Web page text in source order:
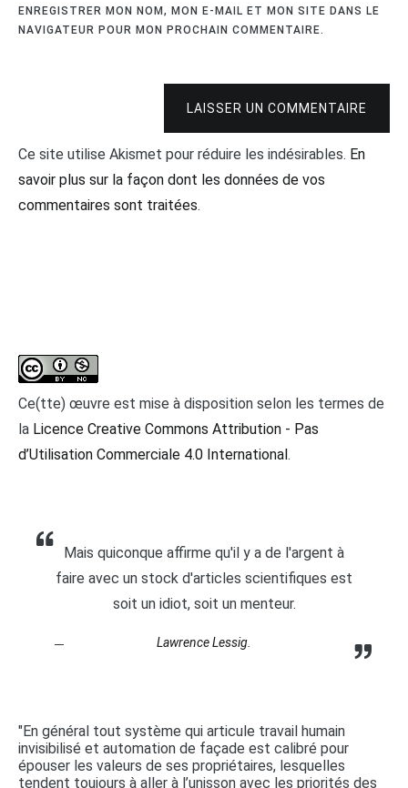
ENREGISTRER MON NOM, MON E-MAIL ET MON SITE DANS LE
NAVIGATEUR POUR MON PROCHAIN COMMENTAIRE.
LAISSER UN COMMENTAIRE
Ce site utilise Akismet pour réduire les indésirables. En
savoir plus sur la façon dont les données de vos
commentaires sont traitées.
Ce(tte) œuvre est mise à disposition selon les termes de
la Licence Creative Commons Attribution - Pas
d’Utilisation Commerciale 4.0 International.
Mais quiconque affirme qu'il y a de l'argent à
faire avec un stock d'articles scientifiques est
soit un idiot, soit un menteur.
Lawrence Lessig.
"En général tout système qui articule travail humain
invisibilisé et automation de façade est calibré pour
épouser les valeurs de ses propriétaires, lesquelles
tendent toujours à aller à l’unisson avec les priorités des